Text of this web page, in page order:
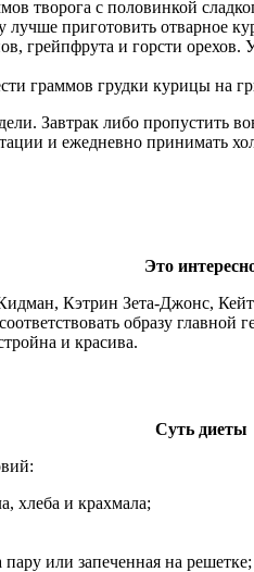
творога с половинкой
приготовить отварное
грейпфрута и горсти
граммов грудки курицы на
Завтрак либо
и ежедневно принимать
Это
Кэтрин Зета-Джонс,
образу
и красива.
Суть диеты
хлеба и крахмала;
или запеченная на решетке;